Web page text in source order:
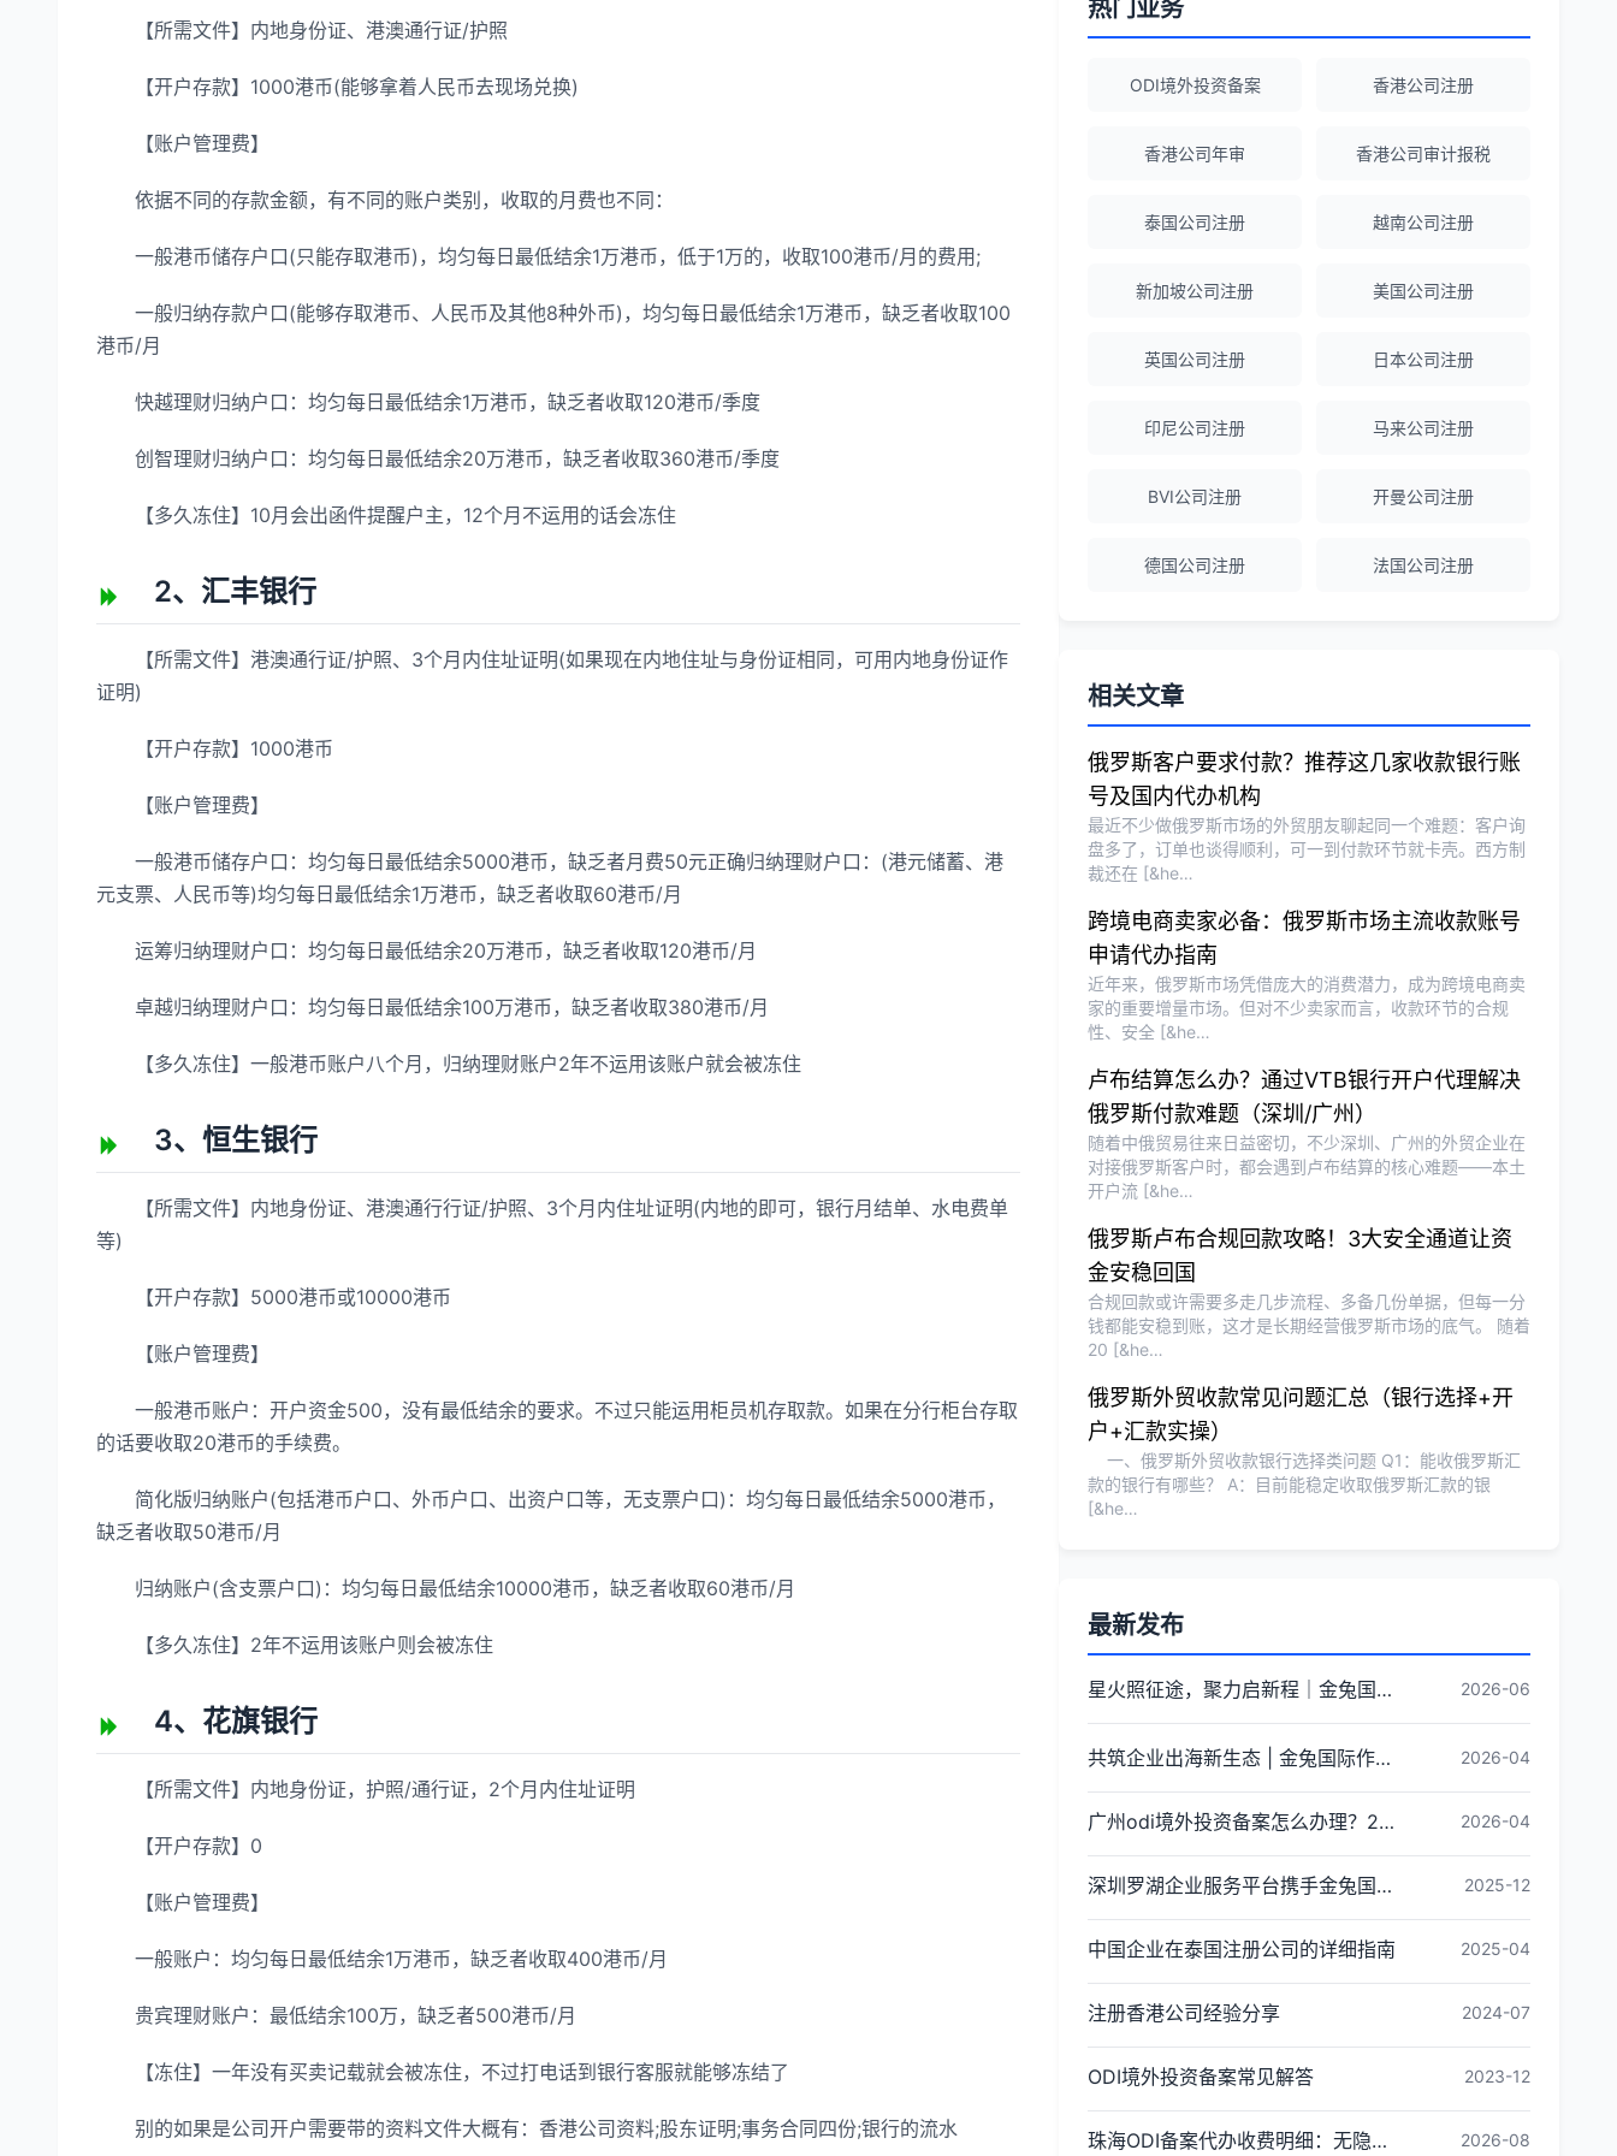
【所需文件】内地身份证、港澳通行证/护照
【开户存款】1000港币(能够拿着人民币去现场兑换)
【账户管理费】
依据不同的存款金额，有不同的账户类别，收取的月费也不同：
一般港币储存户口(只能存取港币)，均匀每日最低结余1万港币，低于1万的，收取100港币/月的费用;
一般归纳存款户口(能够存取港币、人民币及其他8种外币)，均匀每日最低结余1万港币，缺乏者收取100
港币/月
快越理财归纳户口：均匀每日最低结余1万港币，缺乏者收取120港币/季度
创智理财归纳户口：均匀每日最低结余20万港币，缺乏者收取360港币/季度
【多久冻住】10月会出函件提醒户主，12个月不运用的话会冻住
2、汇丰银行
【所需文件】港澳通行证/护照、3个月内住址证明(如果现在内地住址与身份证相同，可用内地身份证作
证明)
【开户存款】1000港币
【账户管理费】
一般港币储存户口：均匀每日最低结余5000港币，缺乏者月费50元正确归纳理财户口：(港元储蓄、港
元支票、人民币等)均匀每日最低结余1万港币，缺乏者收取60港币/月
运筹归纳理财户口：均匀每日最低结余20万港币，缺乏者收取120港币/月
卓越归纳理财户口：均匀每日最低结余100万港币，缺乏者收取380港币/月
【多久冻住】一般港币账户八个月，归纳理财账户2年不运用该账户就会被冻住
3、恒生银行
【所需文件】内地身份证、港澳通行行证/护照、3个月内住址证明(内地的即可，银行月结单、水电费单
等)
【开户存款】5000港币或10000港币
【账户管理费】
一般港币账户：开户资金500，没有最低结余的要求。不过只能运用柜员机存取款。如果在分行柜台存取
的话要收取20港币的手续费。
简化版归纳账户(包括港币户口、外币户口、出资户口等，无支票户口)：均匀每日最低结余5000港币，
缺乏者收取50港币/月
归纳账户(含支票户口)：均匀每日最低结余10000港币，缺乏者收取60港币/月
【多久冻住】2年不运用该账户则会被冻住
4、花旗银行
【所需文件】内地身份证，护照/通行证，2个月内住址证明
【开户存款】0
【账户管理费】
一般账户：均匀每日最低结余1万港币，缺乏者收取400港币/月
贵宾理财账户：最低结余100万，缺乏者500港币/月
【冻住】一年没有买卖记载就会被冻住，不过打电话到银行客服就能够冻结了
别的如果是公司开户需要带的资料文件大概有：香港公司资料;股东证明;事务合同四份;银行的流水
Michael Liu ★★★★☆
刘总 ★★★★★
香港公司注册和审计服务专业高效，非常
热门业务
ODI境外投资备案 香港公司注册
香港公司年审 香港公司审计报税
泰国公司注册 越南公司注册
新加坡公司注册 美国公司注册
英国公司注册 日本公司注册
印尼公司注册 马来公司注册
BVI公司注册 开曼公司注册
德国公司注册 法国公司注册
相关文章
俄罗斯客户要求付款？推荐这几家收款银行账
号及国内代办机构
最近不少做俄罗斯市场的外贸朋友聊起同一个难题：客户询
盘多了，订单也谈得顺利，可一到付款环节就卡壳。西方制
裁还在 [&he…
跨境电商卖家必备：俄罗斯市场主流收款账号
申请代办指南
近年来，俄罗斯市场凭借庞大的消费潜力，成为跨境电商卖
家的重要增量市场。但对不少卖家而言，收款环节的合规
性、安全 [&he…
卢布结算怎么办？通过VTB银行开户代理解决
俄罗斯付款难题（深圳/广州）
随着中俄贸易往来日益密切，不少深圳、广州的外贸企业在
对接俄罗斯客户时，都会遇到卢布结算的核心难题——本土
开户流 [&he…
俄罗斯卢布合规回款攻略！3大安全通道让资
金安稳回国
合规回款或许需要多走几步流程、多备几份单据，但每一分
钱都能安稳到账，这才是长期经营俄罗斯市场的底气。 随着
20 [&he…
俄罗斯外贸收款常见问题汇总（银行选择+开
户+汇款实操）
一、俄罗斯外贸收款银行选择类问题 Q1：能收俄罗斯汇
款的银行有哪些？ A：目前能稳定收取俄罗斯汇款的银
[&he…
最新发布
星火照征途，聚力启新程｜金兔国际井冈山红色研学团建圆满收官 2026-06
共筑企业出海新生态 | 金兔国际作为代表单位亮相宝安区出海服务中心揭牌仪式 2026-04
广州odi境外投资备案怎么办理？2026年最新流程详解 2026-04
深圳罗湖企业服务平台携手金兔国际ODI备案专家,共建跨境出海全链条服务新生态 2025-12
中国企业在泰国注册公司的详细指南 2025-04
注册香港公司经验分享 2024-07
ODI境外投资备案常见解答 2023-12
珠海ODI备案代办收费明细：无隐形消费更透明 2026-08